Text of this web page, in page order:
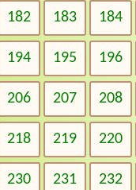
182 183 184
194 195 196
206 207 208
218 219 220
230 231 232